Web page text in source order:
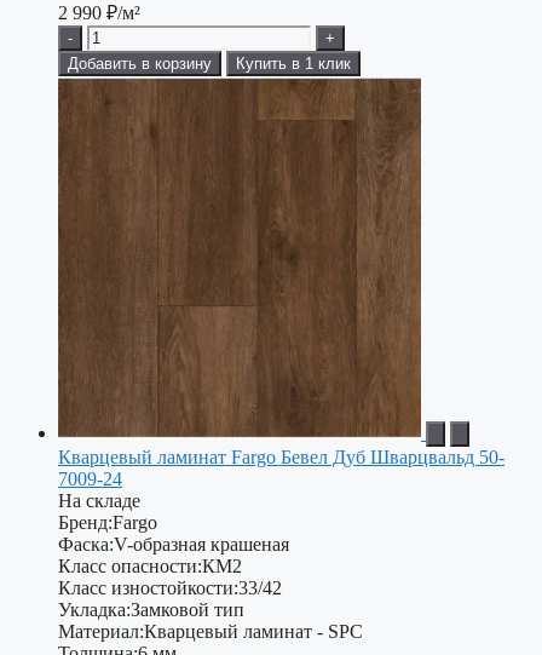
2 990 ₽/м²
-
+
Добавить в корзину
Купить в 1 клик
Кварцевый ламинат Fargo Бевел Дуб Шварцвальд 50-
7009-24
На складе
Бренд:Fargo
Фаска:V-образная крашеная
Класс опасности:КМ2
Класс изностойкости:33/42
Укладка:Замковой тип
Материал:Кварцевый ламинат - SPC